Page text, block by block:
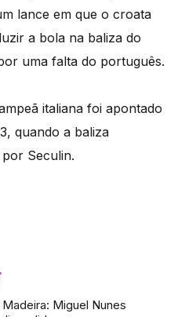
lance em que o croata
a bola na baliza do
uma falta do português.
italiana foi apontado
quando a baliza
Seculin.
Madeira: Miguel Nunes